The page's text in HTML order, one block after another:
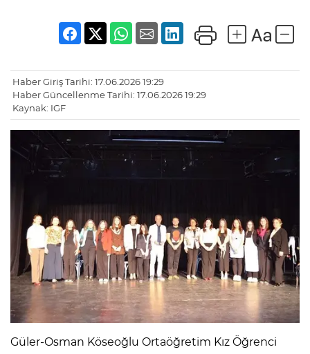
Haber Giriş Tarihi: 17.06.2026 19:29
Haber Güncellenme Tarihi: 17.06.2026 19:29
Kaynak: IGF
Güler-Osman Köseoğlu Ortaöğretim Kız Öğrenci